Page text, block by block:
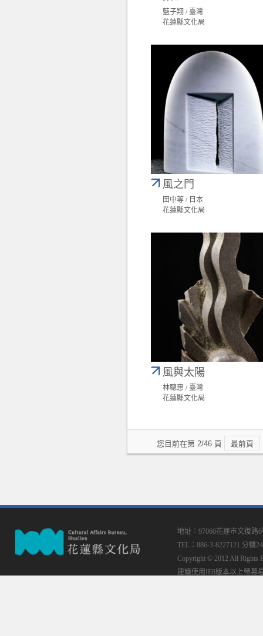
藍子翔 / 臺灣
花蓮縣文化局
風之門
田中等 / 日本
花蓮縣文化局
風與太陽
林聰惠 / 臺灣
花蓮縣文化局
您目前在第 2/46 頁 最前頁
地址：97060花蓮市文復路
TEL：886-3-8227121 分機
Copyright © 2012 All Rights
建議使用IE8版本以上螢幕